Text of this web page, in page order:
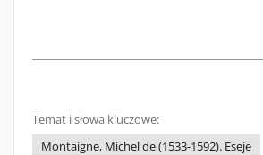
Temat i słowa kluczowe:
Montaigne, Michel de (1533-1592). Eseje